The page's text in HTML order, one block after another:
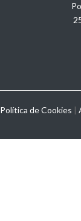
Política de Cookies |